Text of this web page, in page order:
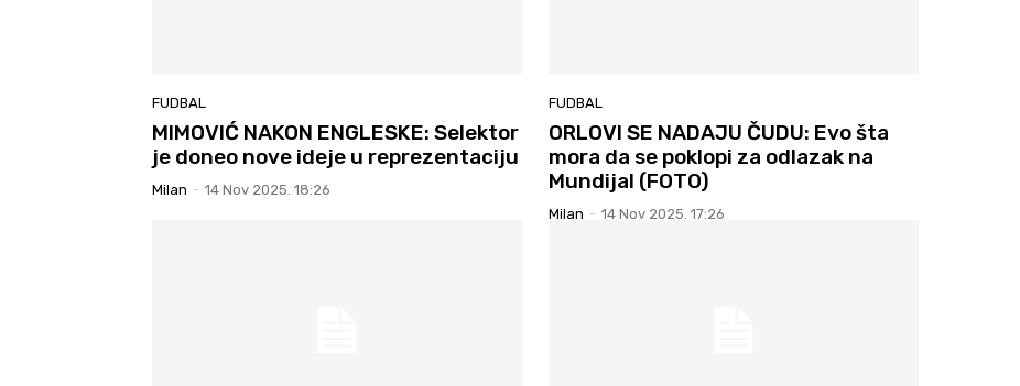
FUDBAL
MIMOVIĆ NAKON ENGLESKE: Selektor
je doneo nove ideje u reprezentaciju
Milan - 14 Nov 2025. 18:26
FUDBAL
ORLOVI SE NADAJU ČUDU: Evo šta
mora da se poklopi za odlazak na
Mundijal (FOTO)
Milan - 14 Nov 2025. 17:26